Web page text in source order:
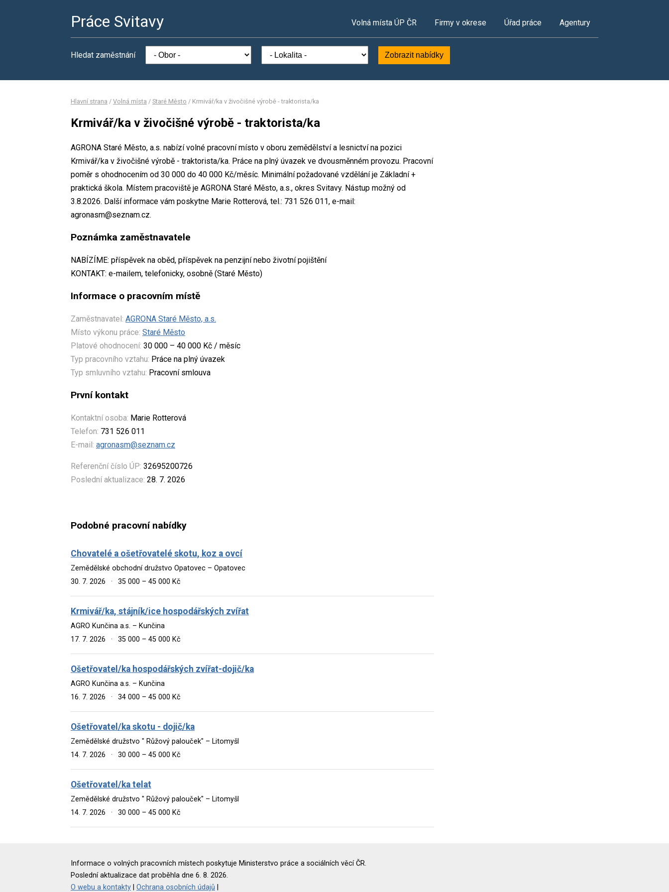
Práce Svitavy Volná místa ÚP ČR Firmy v okrese Úřad práce Agentury
Hledat zaměstnání Zobrazit nabídky
Hlavní strana / Volná místa / Staré Město / Krmivář/ka v živočišné výrobě - traktorista/ka
Krmivář/ka v živočišné výrobě - traktorista/ka
AGRONA Staré Město, a.s. nabízí volné pracovní místo v oboru zemědělství a lesnictví na pozici
Krmivář/ka v živočišné výrobě - traktorista/ka. Práce na plný úvazek ve dvousměnném provozu. Pracovní
poměr s ohodnocením od 30 000 do 40 000 Kč/měsíc. Minimální požadované vzdělání je Základní +
praktická škola. Místem pracoviště je AGRONA Staré Město, a.s., okres Svitavy. Nástup možný od
3.8.2026. Další informace vám poskytne Marie Rotterová, tel.: 731 526 011, e-mail:
agronasm@seznam.cz.
Poznámka zaměstnavatele
NABÍZÍME: příspěvek na oběd, příspěvek na penzijní nebo životní pojištění
KONTAKT: e-mailem, telefonicky, osobně (Staré Město)
Informace o pracovním místě
Zaměstnavatel: AGRONA Staré Město, a.s.
Místo výkonu práce: Staré Město
Platové ohodnocení: 30 000 – 40 000 Kč / měsíc
Typ pracovního vztahu: Práce na plný úvazek
Typ smluvního vztahu: Pracovní smlouva
První kontakt
Kontaktní osoba: Marie Rotterová
Telefon: 731 526 011
E-mail: agronasm@seznam.cz
Referenční číslo ÚP: 32695200726
Poslední aktualizace: 28. 7. 2026
Podobné pracovní nabídky
Chovatelé a ošetřovatelé skotu, koz a ovcí
Zemědělské obchodní družstvo Opatovec – Opatovec
30. 7. 2026
· 35 000 – 45 000 Kč
Krmivář/ka, stájník/ice hospodářských zvířat
AGRO Kunčina a.s. – Kunčina
17. 7. 2026
· 35 000 – 45 000 Kč
Ošetřovatel/ka hospodářských zvířat-dojič/ka
AGRO Kunčina a.s. – Kunčina
16. 7. 2026
· 34 000 – 45 000 Kč
Ošetřovatel/ka skotu - dojič/ka
Zemědělské družstvo " Růžový palouček" – Litomyšl
14. 7. 2026
· 30 000 – 45 000 Kč
Ošetřovatel/ka telat
Zemědělské družstvo " Růžový palouček" – Litomyšl
14. 7. 2026
· 30 000 – 45 000 Kč
Informace o volných pracovních místech poskytuje Ministerstvo práce a sociálních věcí ČR.
Poslední aktualizace dat proběhla dne 6. 8. 2026.
O webu a kontakty
Ochrana osobních údajů